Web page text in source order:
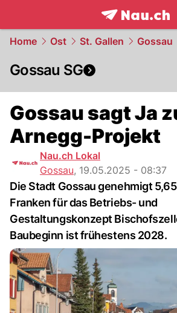
frontpage.
Home Ost St. Gallen Gossau
Gossau SG
Gossau sagt Ja
Arnegg-Projekt
Nau.ch Lokal
Gossau, 19.05.2025 - 08:37
Die Stadt Gossau genehmigt
Franken für das Betriebs- und
Gestaltungskonzept
Baubeginn ist frühestens 2028.